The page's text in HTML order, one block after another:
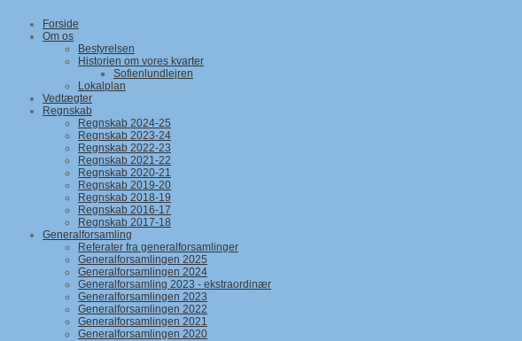
Forside
Om os
Bestyrelsen
Historien om vores kvarter
Sofienlundlejren
Lokalplan
Vedtægter
Regnskab
Regnskab 2024-25
Regnskab 2023-24
Regnskab 2022-23
Regnskab 2021-22
Regnskab 2020-21
Regnskab 2019-20
Regnskab 2018-19
Regnskab 2016-17
Regnskab 2017-18
Generalforsamling
Referater fra generalforsamlinger
Generalforsamlingen 2025
Generalforsamlingen 2024
Generalforsamling 2023 - ekstraordinær
Generalforsamlingen 2023
Generalforsamlingen 2022
Generalforsamlingen 2021
Generalforsamlingen 2020